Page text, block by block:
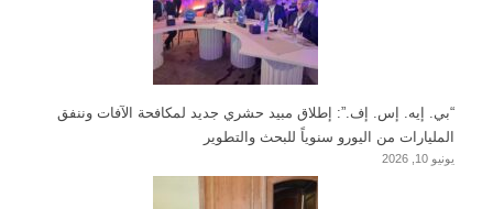
“بي. إيه. إس. إف.”: إطلاق مبيد حشري جديد لمكافحة الآفات وننفق
المليارات من اليورو سنوياً للبحث والتطوير
يونيو 10, 2026